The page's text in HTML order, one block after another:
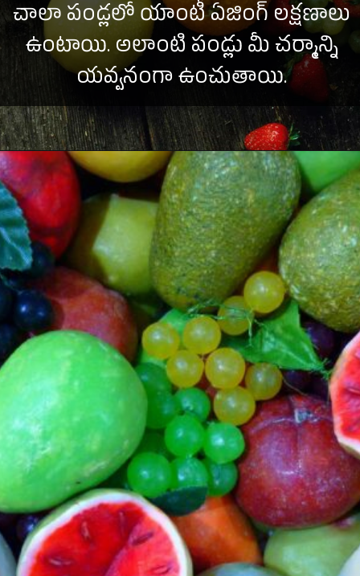
చాలా పండ్లలో యాంటీ ఏజింగ్ లక్షణాలు
ఉంటాయి. అలాంటి పండ్లు మీ చర్మాన్ని
యవ్వనంగా ఉంచుతాయి.